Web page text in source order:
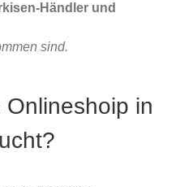
Händler und
sind.
in